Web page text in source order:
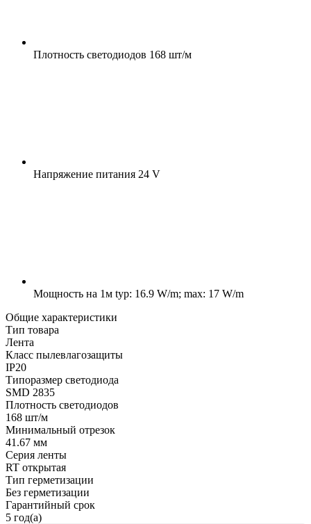
Плотность светодиодов 168 шт/м
Напряжение питания 24 V
Мощность на 1м typ: 16.9 W/m; max: 17 W/m
Общие характеристики
Тип товара
Лента
Класс пылевлагозащиты
IP20
Типоразмер светодиода
SMD 2835
Плотность светодиодов
168 шт/м
Минимальный отрезок
41.67 мм
Серия ленты
RT открытая
Тип герметизации
Без герметизации
Гарантийный срок
5 год(а)